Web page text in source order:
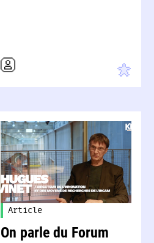
Article
On parle du Forum